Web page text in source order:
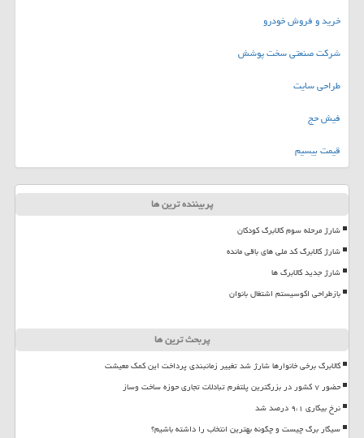
خرید و فروش خودرو
شرکت صنعتی سخت پوشش
طراحی سایت
فیش حج
قیمت بیسیم
پربیننده ترین ها
شارژ مرحله سوم کالابرگ کودکان
شارژ کالابرگ کد ملی های باقی مانده
شارژ جدید کالابرگ ها
بازطراحی اکوسیستم اشتغال بانوان
پربحث ترین ها
کالابرگ برخی خانوارها شارژ شد تغییر زمانبندی پرداخت این کمک معیشت
حضور ۷ کشور در بزرگترین پلتفرم تبادلات تجاری حوزه ساخت وساز
نرخ بیکاری ۹،۱ درصد شد
سیگار برگ چیست و چگونه بهترین انتخاب را داشته باشیم؟